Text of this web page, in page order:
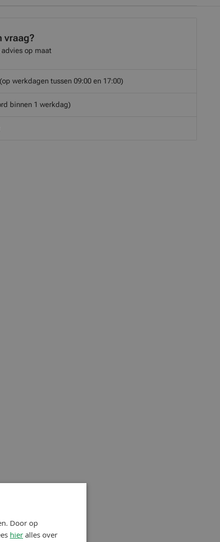
vraag?
op maat
(op werkdagen tussen 09:00 en 17:00)
binnen 1 werkdag)
Door op
hier alles over